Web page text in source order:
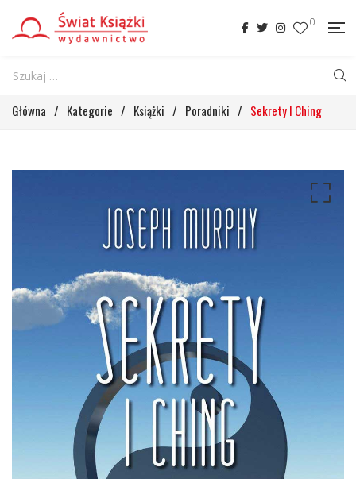
0
Główna / Kategorie / Książki / Poradniki / Sekrety I Ching